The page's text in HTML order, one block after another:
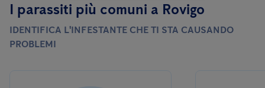
I parassiti più comuni a Rovigo
IDENTIFICA L'INFESTANTE CHE TI STA CAUSANDO
PROBLEMI